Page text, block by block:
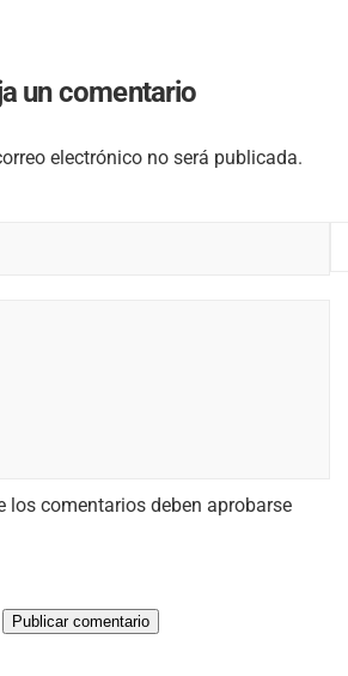
un comentario
electrónico no será publicada.
los comentarios deben aprobarse